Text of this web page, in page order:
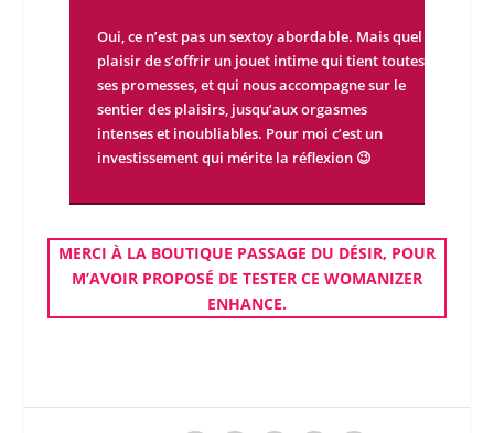
Oui, ce n’est pas un sextoy abordable. Mais quel
plaisir de s’offrir un jouet intime qui tient toutes
ses promesses, et qui nous accompagne sur le
sentier des plaisirs, jusqu’aux orgasmes
intenses et inoubliables. Pour moi c’est un
investissement qui mérite la réflexion 😉
MERCI À LA BOUTIQUE PASSAGE DU DÉSIR, POUR
M’AVOIR PROPOSÉ DE TESTERCE WOMANIZER
ENHANCE.